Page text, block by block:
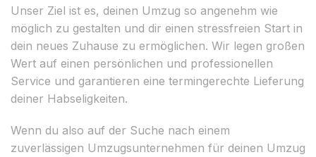
Unser Ziel ist es, deinen Umzug so angenehm wie
möglich zu gestalten und dir einen stressfreien Start in
dein neues Zuhause zu ermöglichen. Wir legen großen
Wert auf einen persönlichen und professionellen
Service und garantieren eine termingerechte Lieferung
deiner Habseligkeiten.
Wenn du also auf der Suche nach einem
zuverlässigen Umzugsunternehmen für deinen Umzug